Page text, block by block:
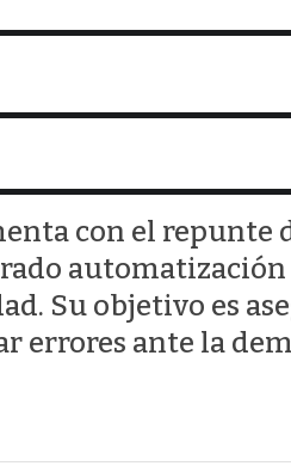
con el repunte
automatización
Su objetivo es
errores ante la